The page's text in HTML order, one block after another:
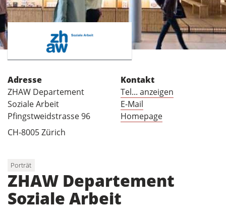
Adresse
ZHAW Departement
Soziale Arbeit
Pfingstweidstrasse 96
CH-8005 Zürich
Kontakt
Tel... anzeigen
E-Mail
Homepage
Porträt
ZHAW Departement
Soziale Arbeit